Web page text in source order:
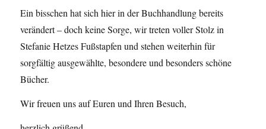
Ein bisschen hat sich hier in der Buchhandlung bereits
verändert – doch keine Sorge, wir treten voller Stolz in
Stefanie Hetzes Fußstapfen und stehen weiterhin für
sorgfältig ausgewählte, besondere und besonders schöne
Bücher.
Wir freuen uns auf Euren und Ihren Besuch,